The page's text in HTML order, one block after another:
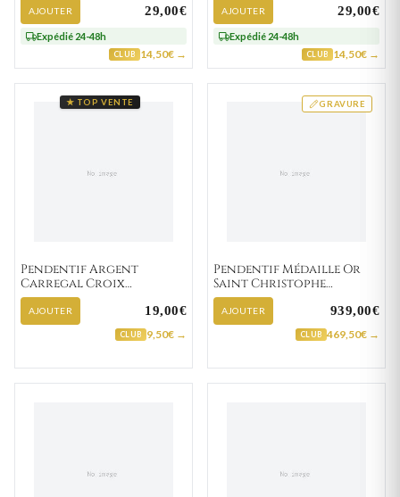
AJOUTER 29,00€
Expédié 24-48h
CLUB 14,50€ →
AJOUTER 29,00€
Expédié 24-48h
CLUB 14,50€ →
★ TOP VENTE
Pendentif Argent
Carregal Croix
Chrétienne
AJOUTER 19,00€
CLUB 9,50€ →
GRAVURE
Pendentif Médaille Or
Saint Christophe
portant Jésus
AJOUTER 939,00€
CLUB 469,50€ →